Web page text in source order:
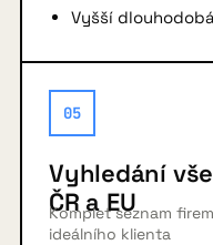
Vyšší
05
Vyhledání
ČR a EU
Komplet seznam
ideálního klienta